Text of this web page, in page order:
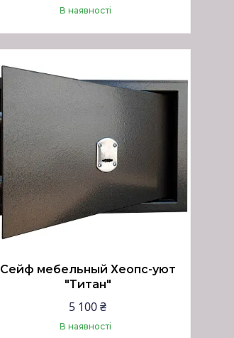
В наявності
Сейф мебельный Хеопс-уют
"Титан"
5 100 ₴
В наявності